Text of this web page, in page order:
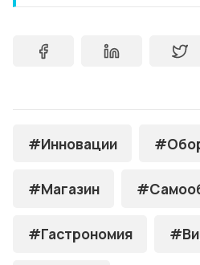
#Инновации
#Магазин
#Гастрономия